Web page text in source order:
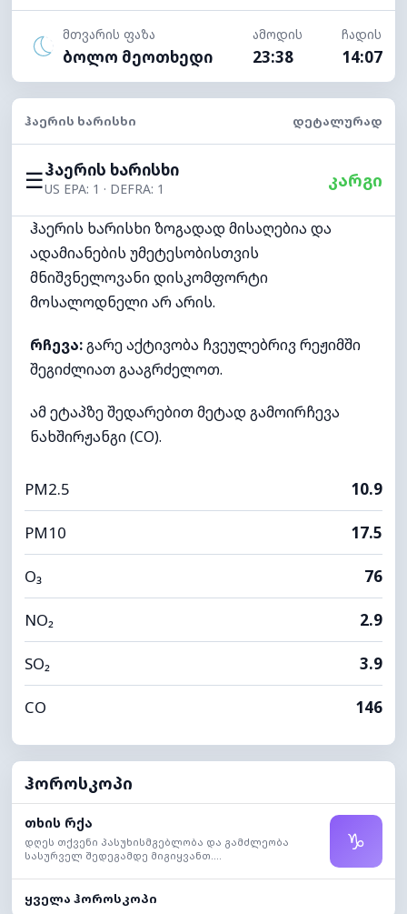
მთვარის ფაზა
ბოლო მეოთხედი
ამოდის
23:38
ჩადის
14:07
ᲰᲐᲔᲠᲘᲡ ᲮᲐᲠᲘᲡᲮᲘ ᲓᲔᲢᲐᲚᲣᲠᲐᲓ
☰ჰაერის ხარისხი
US EPA: 1 · DEFRA: 1 კარგი
ჰაერის ხარისხი ზოგადად მისაღებია და
ადამიანების უმეტესობისთვის
მნიშვნელოვანი დისკომფორტი
მოსალოდნელი არ არის.
რჩევა:გარე აქტივობა ჩვეულებრივ რეჟიმში
შეგიძლიათ გააგრძელოთ.
ამ ეტაპზე შედარებით მეტად გამოირჩევა
ნახშირჟანგი (CO).
PM2.5 10.9
PM10 17.5
O₃ 76
NO₂ 2.9
SO₂ 3.9
CO 146
ჰოროსკოპი
თხის რქა
დღეს თქვენი პასუხისმგებლობა და გამძლეობა
სასურველ შედეგამდე მიგიყვანთ....
♑
ყველა ჰოროსკოპი